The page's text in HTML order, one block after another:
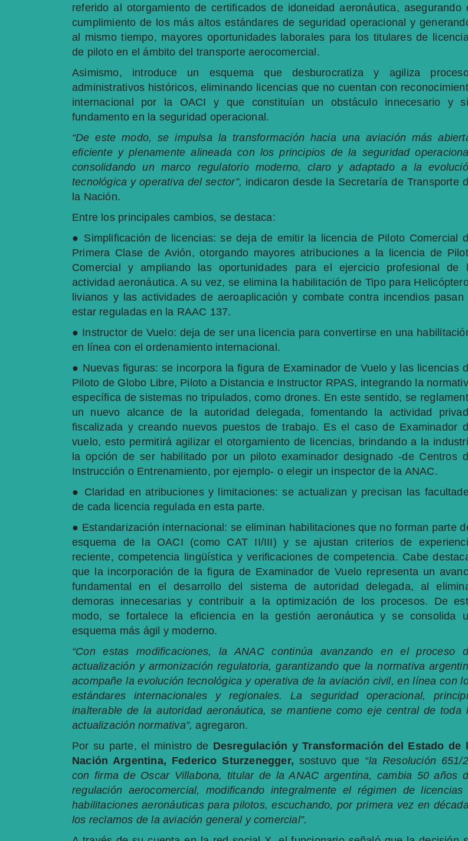
referido al otorgamiento de certificados de idoneidad aeronáutica, asegurando
cumplimiento de los más altos estándares de seguridad operacional y
al mismo tiempo, mayores oportunidades laborales para los titulares de
de piloto en el ámbito del transporte aerocomercial.
Asimismo, introduce un esquema que desburocratiza y agiliza
administrativos históricos, eliminando licencias que no cuentan con
internacional por la OACI y que constituían un obstáculo innecesario y
fundamento en la seguridad operacional.
“De este modo, se impulsa la transformación hacia una aviación más
eficiente y plenamente alineada con los principios de la seguridad
consolidando un marco regulatorio moderno, claro y adaptado a la
tecnológica y operativa del sector”, indicaron desde la Secretaría de Transporte
la Nación.
Entre los principales cambios, se destaca:
● Simplificación de licencias: se deja de emitir la licencia de Piloto Comercial
Primera Clase de Avión, otorgando mayores atribuciones a la licencia de
Comercial y ampliando las oportunidades para el ejercicio profesional de
actividad aeronáutica. A su vez, se elimina la habilitación de Tipo para
livianos y las actividades de aeroaplicación y combate contra incendios pasan
estar reguladas en la RAAC 137.
● Instructor de Vuelo: deja de ser una licencia para convertirse en una
en línea con el ordenamiento internacional.
● Nuevas figuras: se incorpora la figura de Examinador de Vuelo y las licencias
Piloto de Globo Libre, Piloto a Distancia e Instructor RPAS, integrando la
específica de sistemas no tripulados, como drones. En este sentido, se
un nuevo alcance de la autoridad delegada, fomentando la actividad
fiscalizada y creando nuevos puestos de trabajo. Es el caso de Examinador
vuelo, esto permitirá agilizar el otorgamiento de licencias, brindando a la
la opción de ser habilitado por un piloto examinador designado -de Centros
Instrucción o Entrenamiento, por ejemplo- o elegir un inspector de la ANAC.
● Claridad en atribuciones y limitaciones: se actualizan y precisan las
de cada licencia regulada en esta parte.
● Estandarización internacional: se eliminan habilitaciones que no forman parte
esquema de la OACI (como CAT II/III) y se ajustan criterios de
reciente, competencia lingüística y verificaciones de competencia. Cabe
que la incorporación de la figura de Examinador de Vuelo representa un
fundamental en el desarrollo del sistema de autoridad delegada, al
demoras innecesarias y contribuir a la optimización de los procesos. De
modo, se fortalece la eficiencia en la gestión aeronáutica y se consolida
esquema más ágil y moderno.
“Con estas modificaciones, la ANAC continúa avanzando en el proceso
actualización y armonización regulatoria, garantizando que la normativa
acompañe la evolución tecnológica y operativa de la aviación civil, en línea con
estándares internacionales y regionales. La seguridad operacional,
inalterable de la autoridad aeronáutica, se mantiene como eje central de toda
actualización normativa”, agregaron.
Por su parte, el ministro de Desregulación y Transformación del Estado de
Nación Argentina, Federico Sturzenegger, sostuvo que “la Resolución 651/
con firma de Oscar Villabona, titular de la ANAC argentina, cambia 50 años
regulación aerocomercial, modificando integralmente el régimen de licencias
habilitaciones aeronáuticas para pilotos, escuchando, por primera vez en
los reclamos de la aviación general y comercial”.